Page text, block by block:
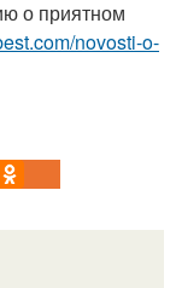
о приятном
novosti-o-